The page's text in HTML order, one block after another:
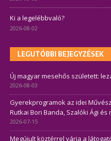
Ki a legelébbvaló?
2026-08-02
LEGUTÓBBI BEJEGYZÉSEK
Új magyar mesehős született:
2026-08-03
Gyerekprogramok az idei
Rutkai Bori Banda, Szalóki Ági és
2026-07-15
Megújult köztérrel várja a